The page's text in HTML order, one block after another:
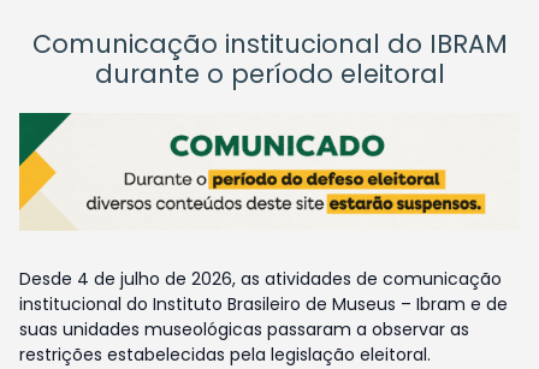
Comunicação institucional do IBRAM
durante o período eleitoral
Desde 4 de julho de 2026, as atividades de comunicação
institucional do Instituto Brasileiro de Museus – Ibram e de
suas unidades museológicas passaram a observar as
restrições estabelecidas pela legislação eleitoral.